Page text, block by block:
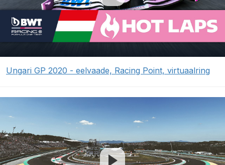
Ungari GP 2020 - eelvaade, Racing Point, virtuaalring